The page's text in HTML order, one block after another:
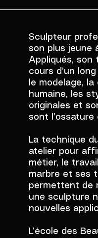
Sculpteur
son plus jeune
Appliqués, son
cours d’un
le modelage,
humaine, les
originales et
sont
La technique
atelier pour
métier, le
marbre et ses
permettent de
une sculpture
nouvelles
L’école des